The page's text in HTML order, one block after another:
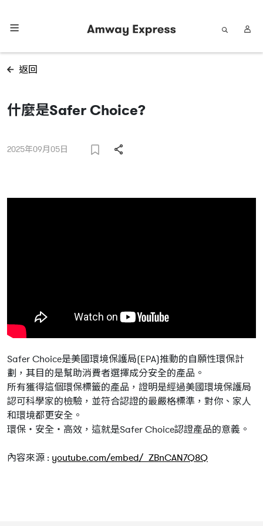
返回
什麼是Safer Choice?
2025年09月05日
Safer Choice是美國環境保護局(EPA)推動的自願性環保計
劃，其目的是幫助消費者選擇成分安全的產品。
所有獲得這個環保標籤的產品，證明是經過美國環境保護局
認可科學家的檢驗，並符合認證的最嚴格標準，對你、家人
和環境都更安全。
環保・安全・高效，這就是Safer Choice認證產品的意義。
內容來源 : youtube.com/embed/_ZBnCAN7Q8Q